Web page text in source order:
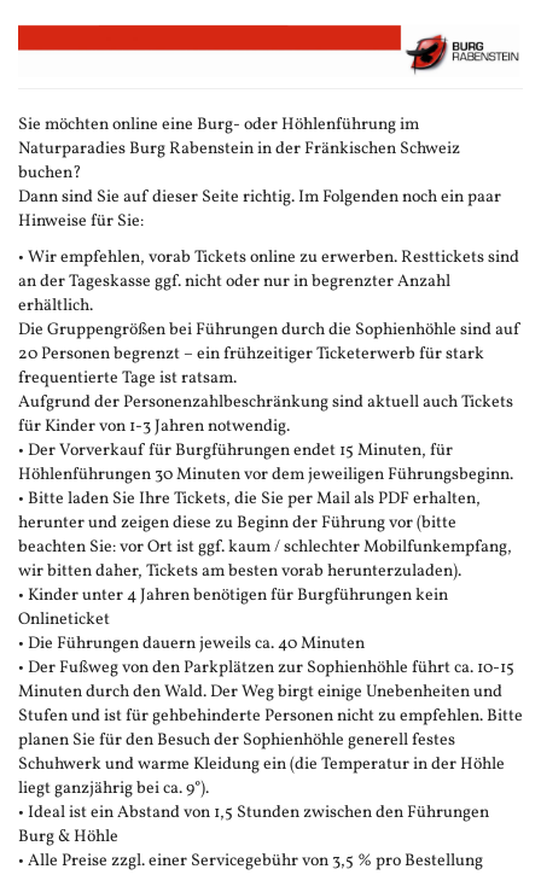
Zum
Haupt-
Sie möchten online eine Burg- oder Höhlenführung im
Naturparadies Burg Rabenstein in der Fränkischen Schweiz
buchen?
Dann sind Sie auf dieser Seite richtig. Im Folgenden noch ein paar
Hinweise für Sie:
• Wir empfehlen, vorab Tickets online zu erwerben. Resttickets sind
an der Tageskasse ggf. nicht oder nur in begrenzter Anzahl
erhältlich.
Die Gruppengrößen bei Führungen durch die Sophienhöhle sind auf
20 Personen begrenzt – ein frühzeitiger Ticketerwerb für stark
frequentierte Tage ist ratsam.
Aufgrund der Personenzahlbeschränkung sind aktuell auch Tickets
für Kinder von 1-3 Jahren notwendig.
• Der Vorverkauf für Burgführungen endet 15 Minuten, für
Höhlenführungen 30 Minuten vor dem jeweiligen Führungsbeginn.
• Bitte laden Sie Ihre Tickets, die Sie per Mail als PDF erhalten,
herunter und zeigen diese zu Beginn der Führung vor (bitte
beachten Sie: vor Ort ist ggf. kaum / schlechter Mobilfunkempfang,
wir bitten daher, Tickets am besten vorab herunterzuladen).
• Kinder unter 4 Jahren benötigen für Burgführungen kein
Onlineticket
• Die Führungen dauern jeweils ca. 40 Minuten
• Der Fußweg von den Parkplätzen zur Sophienhöhle führt ca. 10-15
Minuten durch den Wald. Der Weg birgt einige Unebenheiten und
Stufen und ist für gehbehinderte Personen nicht zu empfehlen. Bitte
planen Sie für den Besuch der Sophienhöhle generell festes
Schuhwerk und warme Kleidung ein (die Temperatur in der Höhle
liegt ganzjährig bei ca. 9°).
• Ideal ist ein Abstand von 1,5 Stunden zwischen den Führungen
Burg & Höhle
• Alle Preise zzgl. einer Servicegebühr von 3,5 % pro Bestellung